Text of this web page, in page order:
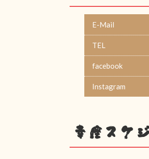
E-Mail
TEL
facebook
Instagram
幸座スケ